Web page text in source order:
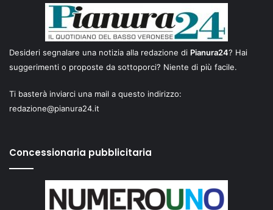
Desideri segnalare una notizia alla redazione di Pianura24? Hai
suggerimenti o proposte da sottoporci? Niente di più facile.
Ti basterà inviarci una mail a questo indirizzo:
redazione@pianura24.it
Concessionaria pubblicitaria